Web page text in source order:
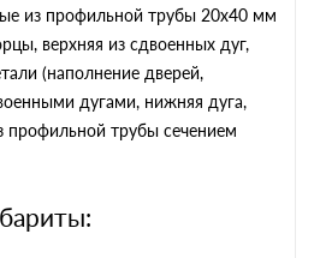
из профильной трубы 20х40 мм
верхняя из сдвоенных дуг,
(наполнение дверей,
дугами, нижняя дуга,
профильной трубы сечением